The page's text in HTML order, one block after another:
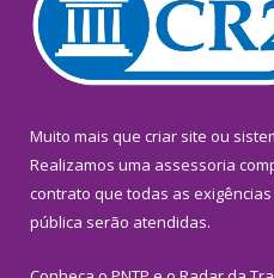
Muito mais que criar site ou
Realizamos uma assessoria
contrato que todas as
pública serão atendidas.